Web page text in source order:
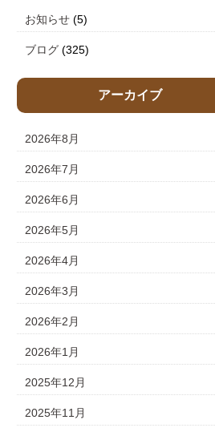
お知らせ(5)
ブログ(325)
アーカイブ
2026年8月
2026年7月
2026年6月
2026年5月
2026年4月
2026年3月
2026年2月
2026年1月
2025年12月
2025年11月